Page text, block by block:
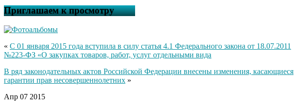
Приглашаем к просмотру
« С 01 января 2015 года вступила в силу статья 4.1 Федерального закона от 18.07.2011
№223-ФЗ «О закупках товаров, работ, услуг отдельными вида
В ряд законодательных актов Российской Федерации внесены изменения, касающиеся
гарантии прав несовершеннолетних »
Апр 07 2015